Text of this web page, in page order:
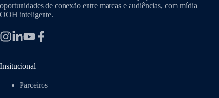
oportunidades de conexão entre marcas e audiências, com mídia
OOH inteligente.
Insitucional
Parceiros